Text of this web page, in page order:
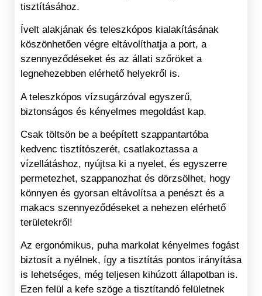
tisztításához.
Ívelt alakjának és teleszkópos kialakításának
köszönhetően végre eltávolíthatja a port, a
szennyeződéseket és az állati szőröket a
legnehezebben elérhető helyekről is.
A teleszkópos vízsugárzóval egyszerű,
biztonságos és kényelmes megoldást kap.
Csak töltsön be a beépített szappantartóba
kedvenc tisztítószerét, csatlakoztassa a
vízellátáshoz, nyújtsa ki a nyelet, és egyszerre
permetezhet, szappanozhat és dörzsölhet, hogy
könnyen és gyorsan eltávolítsa a penészt és a
makacs szennyeződéseket a nehezen elérhető
területekről!
Az ergonómikus, puha markolat kényelmes fogást
biztosít a nyélnek, így a tisztítás pontos irányítása
is lehetséges, még teljesen kihúzott állapotban is.
Ezen felül a kefe szöge a tisztítandó felületnek